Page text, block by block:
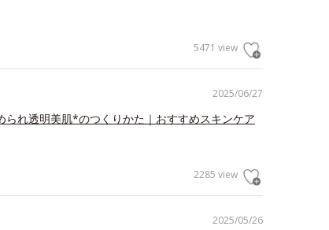
5471 view
2025/06/27
られ透明美肌*のつくりかた｜おすすめスキンケア
2285 view
2025/05/26